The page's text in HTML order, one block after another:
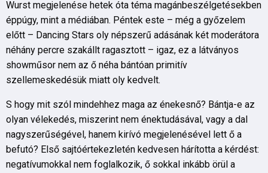
Wurst megjelenése hetek óta téma magánbeszélgetésekben
éppúgy, mint a médiában. Péntek este – még a győzelem
előtt – Dancing Stars oly népszerű adásának két moderátora
néhány percre szakállt ragasztott – igaz, ez a látványos
showműsor nem az ő néha bántóan primitív
szellemeskedésük miatt oly kedvelt.
S hogy mit szól mindehhez maga az énekesnő? Bántja-e az
olyan vélekedés, miszerint nem énektudásával, vagy a dal
nagyszerűségével, hanem kirívó megjelenésével lett ő a
befutó? Első sajtóértekezletén kedvesen hárította a kérdést:
negatívumokkal nem foglalkozik, ő sokkal inkább örül a